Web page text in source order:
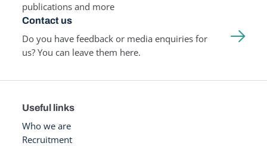
publications and more
Contact us
Do you have feedback or media enquiries for
us? You can leave them here.
Useful links
Who we are
Recruitment